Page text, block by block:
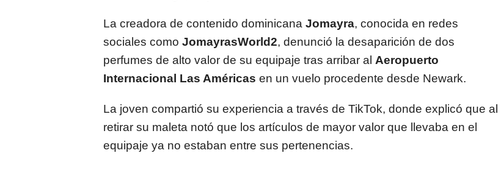
La creadora de contenido dominicana Jomayra, conocida en redes
sociales como JomayrasWorld2, denunció la desaparición de dos
perfumes de alto valor de su equipaje tras arribar al Aeropuerto
Internacional Las Américas en un vuelo procedente desde Newark.
La joven compartió su experiencia a través de TikTok, donde explicó que al
retirar su maleta notó que los artículos de mayor valor que llevaba en el
equipaje ya no estaban entre sus pertenencias.